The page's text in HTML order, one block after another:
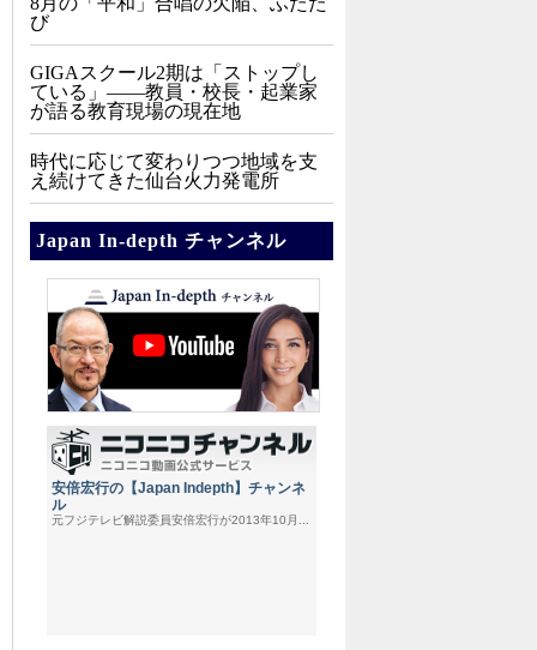
び
GIGAスクール2期は「ストップし
ている」——教員・校長・起業家
が語る教育現場の現在地
時代に応じて変わりつつ地域を支
え続けてきた仙台火力発電所
Japan In-depth チャンネル